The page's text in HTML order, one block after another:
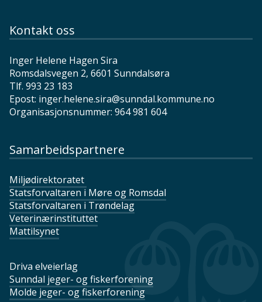
Kontakt oss
Inger Helene Hagen Sira
Romsdalsvegen 2, 6601 Sunndalsøra
Tlf. 993 23 183
Epost: inger.helene.sira@sunndal.kommune.no
Organisasjonsnummer: 964 981 604
Samarbeidspartnere
Miljødirektoratet
Statsforvaltaren i Møre og Romsdal
Statsforvaltaren i Trøndelag
Veterinærinstituttet
Mattilsynet
Driva elveierlag
Sunndal jeger- og fiskerforening
Molde jeger- og fiskerforening